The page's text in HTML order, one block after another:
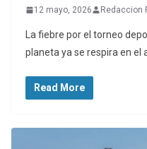
12 mayo, 2026 Redaccion
La fiebre por el torneo
planeta ya se respira en el
Read More